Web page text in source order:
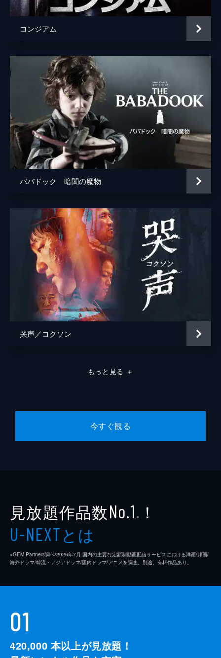
コンジアム
ババドック 暗闇の魔物
哭声／コクソン
もっと見る ＋
今すぐ観る
見放題作品数No.1 ※ ！
U-NEXTとは
※GEM Partners調べ/2026年7⽉ 国内の主要な定額制動画配信サービスにおける洋画/邦画/
海外ドラマ/韓流・アジアドラマ/国内ドラマ/アニメを調査。別途、有料作品あり。
01
420,000 本以上が見放題！